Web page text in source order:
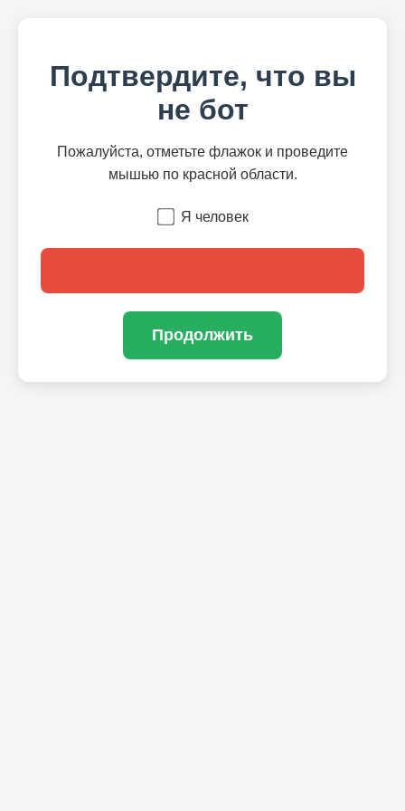
Подтвердите, что вы
не бот
Пожалуйста, отметьте флажок и проведите
мышью по красной области.
Я человек
Продолжить